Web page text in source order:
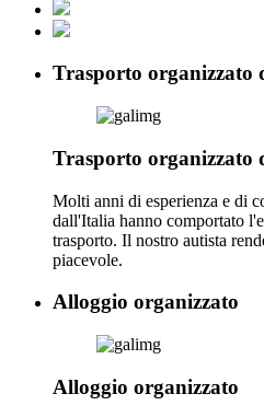
Trasporto organizzato
Trasporto organizzato
Molti anni di esperienza e di
dall'Italia hanno comportato
trasporto. Il nostro autista
piacevole.
Alloggio organizzato
Alloggio organizzato